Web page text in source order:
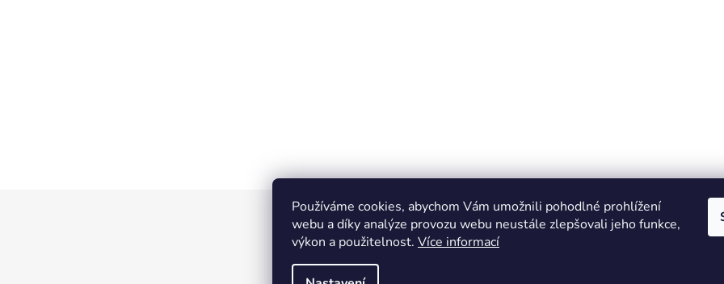
Používáme cookies, abychom Vám umožnili pohodlné prohlížení
webu a díky analýze provozu webu neustále zlepšovali jeho funkce,
výkon a použitelnost. Více informací
Online marketing zajišťuje společnost X-VISION